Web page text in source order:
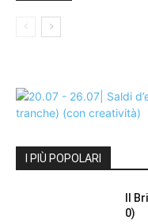
I PIÙ POPOLARI
Il
0)